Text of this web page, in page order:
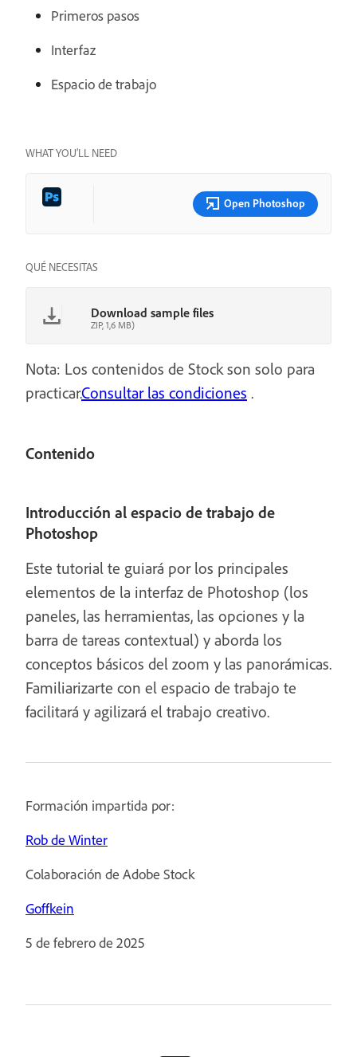
Primeros pasos
Interfaz
Espacio de trabajo
WHAT YOU’LL NEED
Open Photoshop
QUÉ NECESITAS
Download sample files
ZIP, 1,6 MB)
Nota: Los contenidos de Stock son solo para
practicar.Consultar las condiciones .
Contenido
Introducción al espacio de trabajo de
Photoshop
Este tutorial te guiará por los principales
elementos de la interfaz de Photoshop (los
paneles, las herramientas, las opciones y la
barra de tareas contextual) y aborda los
conceptos básicos del zoom y las panorámicas.
Familiarizarte con el espacio de trabajo te
facilitará y agilizará el trabajo creativo.
Formación impartida por:
Rob de Winter
Colaboración de Adobe Stock
Goffkein
5 de febrero de 2025